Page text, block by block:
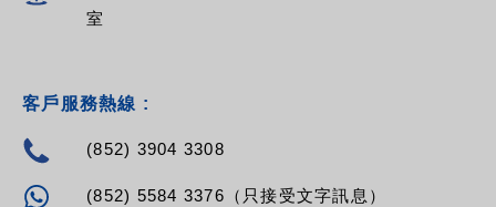
室
客戶服務熱線 :
(852) 3904 3308
(852) 5584 3376（只接受文字訊息）